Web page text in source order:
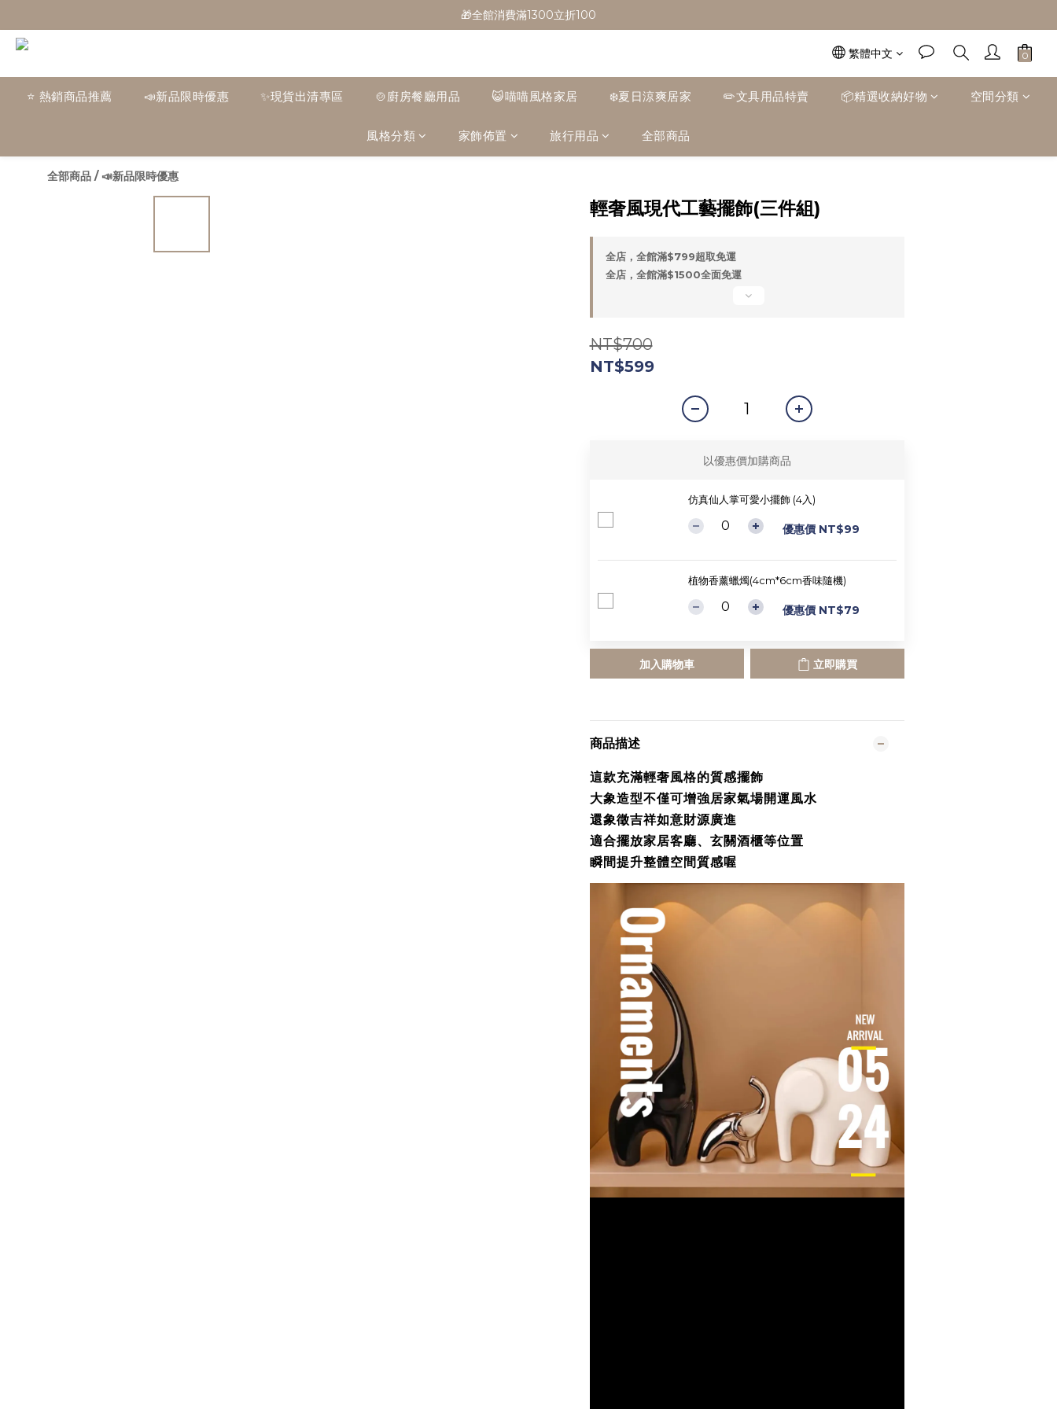
🎁全館消費滿1300立折100
🎁全館消費滿1300立折100
🚛全館滿$799超取免運  $1500宅配免運
🎁全館消費滿1300立折100
繁體中文
⭐ 熱銷商品推薦 📣新品限時優惠 ✨現貨出清專區 🍲廚房餐廳用品 😺喵喵風格家居 ❄️夏日涼爽居家 ✏️文具用品特賣 📦精選收納好物 空間分類
風格分類 家飾佈置 旅行用品 全部商品
全部商品 / 📣新品限時優惠
輕奢風現代工藝擺飾(三件組)
全店，全館滿$799超取免運
全店，全館滿$1500全面免運
NT$700
NT$599
以優惠價加購商品
仿真仙人掌可愛小擺飾 (4入)
優惠價 NT$99
植物香薰蠟燭(4cm*6cm香味隨機)
優惠價 NT$79
加入購物車 立即購買
商品描述
這款充滿輕奢風格的質感擺飾
大象造型不僅可增強居家氣場開運風水
還象徵吉祥如意財源廣進
適合擺放家居客廳、玄關酒櫃等位置
瞬間提升整體空間質感喔